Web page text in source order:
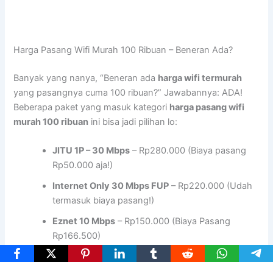
Harga Pasang Wifi Murah 100 Ribuan – Beneran Ada?
Banyak yang nanya, “Beneran ada harga wifi termurah
yang pasangnya cuma 100 ribuan?” Jawabannya: ADA!
Beberapa paket yang masuk kategori harga pasang wifi
murah 100 ribuan ini bisa jadi pilihan lo:
JITU 1P – 30 Mbps – Rp280.000 (Biaya pasang
Rp50.000 aja!)
Internet Only 30 Mbps FUP – Rp220.000 (Udah
termasuk biaya pasang!)
Eznet 10 Mbps – Rp150.000 (Biaya Pasang
Rp166.500)